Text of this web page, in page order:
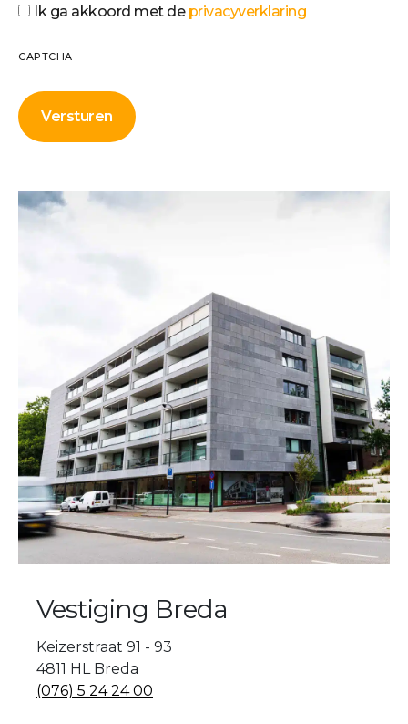
Ik ga akkoord met de privacyverklaring
CAPTCHA
Vestiging Breda
Keizerstraat 91 - 93
4811 HL Breda
(076) 5 24 24 00